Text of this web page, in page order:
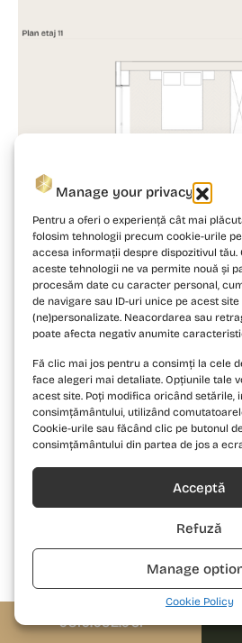
Manage your privacy
Pentru a oferi o experiență cât mai
folosim tehnologii precum cookie-urile
accesa informații despre dispozitivul tău.
aceste tehnologii ne va permite nouă și
procesăm date cu caracter personal,
de navigare sau ID-uri unice pe acest
(ne)personalizate. Neacordarea sau
poate afecta negativ anumite
Fă clic mai jos pentru a consimți la cele
face alegeri mai detaliate. Opțiunile tale
acest site. Poți modifica oricând setările,
consimțământului, utilizând
Cookie-urile sau făcând clic pe butonul
consimțământului din partea de jos a
Acceptă
Refuză
Manage
Cookie Policy
Penthouse Duplex 3
->
0310.052.061